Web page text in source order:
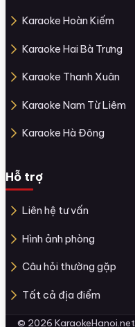
Karaoke Hoàn Kiếm
Karaoke Hai Bà Trưng
Karaoke Thanh Xuân
Karaoke Nam Từ Liêm
Karaoke Hà Đông
Hỗ trợ
Liên hệ tư vấn
Hình ảnh phòng
Câu hỏi thường gặp
Tất cả địa điểm
© 2026